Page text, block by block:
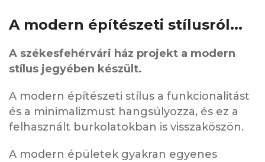
A modern építészeti stílusról...
A székesfehérvári ház projekt a modern
stílus jegyében készült.
A modern építészeti stílus a funkcionalitást
és a minimalizmust hangsúlyozza, és ez a
felhasznált burkolatokban is visszaköszön.
A modern épületek gyakran egyenes